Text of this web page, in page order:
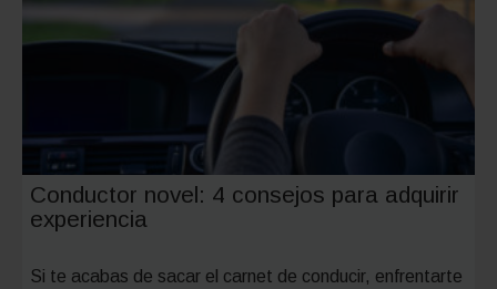
más
de
Conductor novel: 4 consejos para adquirir
experiencia
Si te acabas de sacar el carnet de conducir, enfrentarte